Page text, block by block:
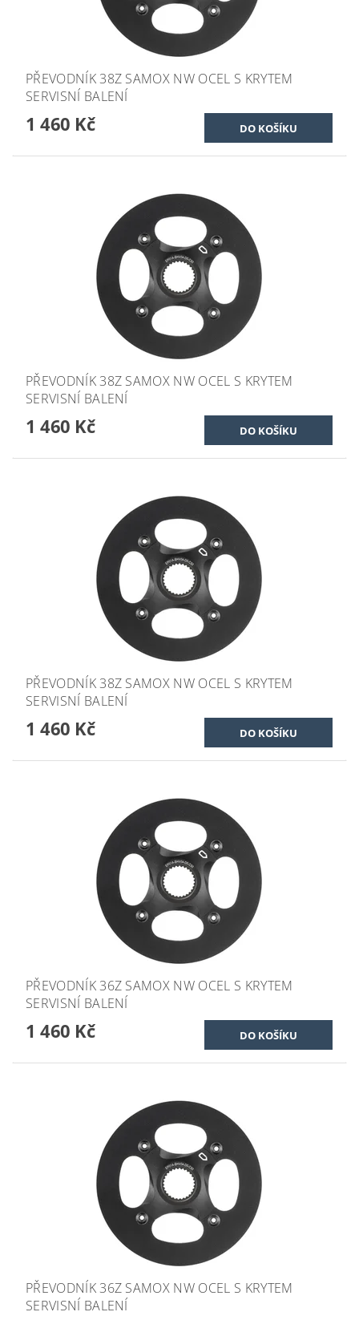
PŘEVODNÍK 38Z SAMOX NW OCEL S KRYTEM
SERVISNÍ BALENÍ
1 460 Kč
PŘEVODNÍK 38Z SAMOX NW OCEL S KRYTEM
SERVISNÍ BALENÍ
1 460 Kč
PŘEVODNÍK 38Z SAMOX NW OCEL S KRYTEM
SERVISNÍ BALENÍ
1 460 Kč
PŘEVODNÍK 36Z SAMOX NW OCEL S KRYTEM
SERVISNÍ BALENÍ
1 460 Kč
PŘEVODNÍK 36Z SAMOX NW OCEL S KRYTEM
SERVISNÍ BALENÍ